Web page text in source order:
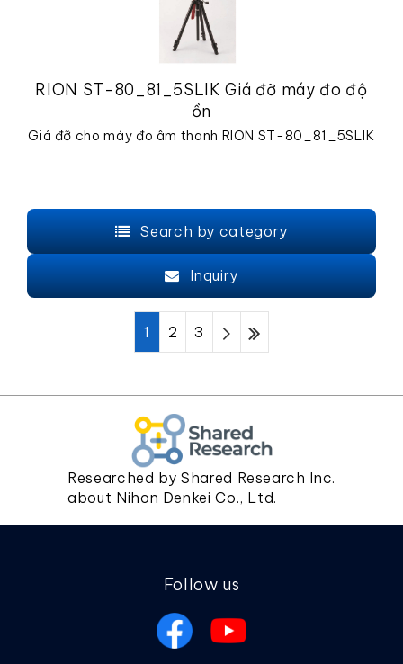
RION ST-80_81_5SLIK Giá đỡ máy đo độ
ồn
Giá đỡ cho máy đo âm thanh RION ST-80_81_5SLIK
Search by category
Inquiry
1 2 3
Researched by Shared Research Inc.
about Nihon Denkei Co., Ltd.
Follow us